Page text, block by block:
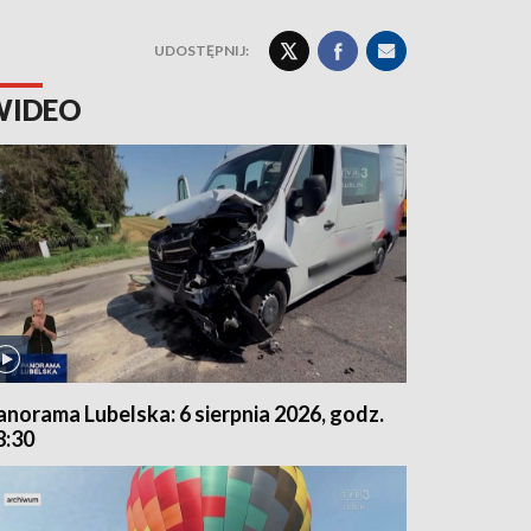
UDOSTĘPNIJ:
Lubelska: 6 sierpnia 2026, godz.